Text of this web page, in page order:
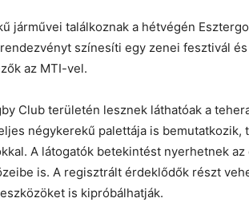
járművei találkoznak a hétvégén
színesíti egy zenei fesztivál
az MTI-vel.
Club területén lesznek láthatóak a
négykerekű palettája is bemutatkozik,
A látogatók betekintést nyerhetnek az
is. A regisztrált érdeklődők részt
is kipróbálhatják.